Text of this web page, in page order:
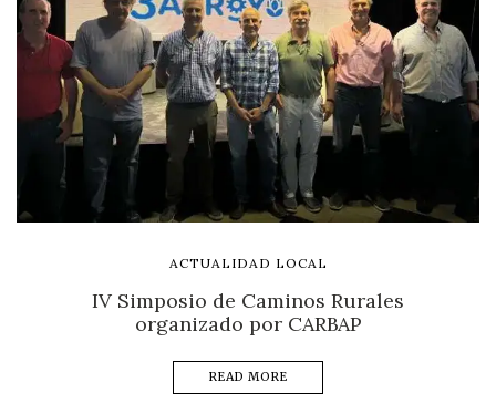
ACTUALIDAD LOCAL
IV Simposio de Caminos Rurales
organizado por CARBAP
READ MORE